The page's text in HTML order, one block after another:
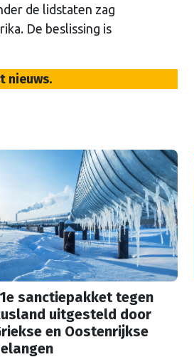
de lidstaten zag
De beslissing is
nieuws.
sanctiepakket tegen
uitgesteld door
en Oostenrijkse